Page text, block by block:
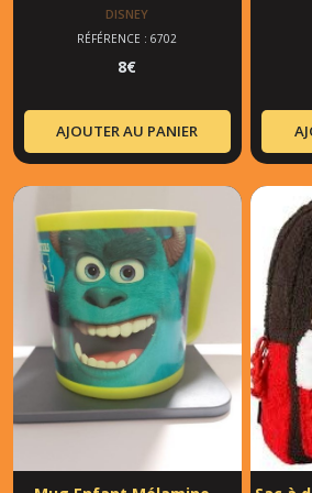
la rescousse !
DISNEY
RÉFÉRENCE : 6702
8€
AJOUTER AU PANIER